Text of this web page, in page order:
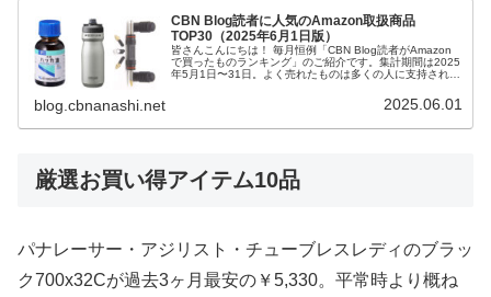
CBN Blog読者に人気のAmazon取扱商品
TOP30（2025年6月1日版）
皆さんこんにちは！ 毎月恒例「CBN Blog読者がAmazon
で買ったものランキング」のご紹介です。集計期間は2025
年5月1日〜31日。よく売れたものは多くの人に支持されて
blog.cbnanashi.net 2025.06.01
厳選お買い得アイテム10品
パナレーサー・アジリスト・チューブレスレディのブラッ
ク700x32Cが過去3ヶ月最安の￥5,330。平常時より概ね